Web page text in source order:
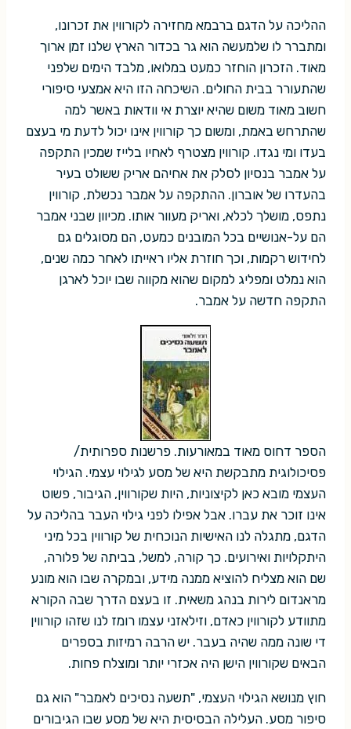
ההליכה על הדגם ברבמא מחזירה לקורווין את זכרונו,
ומתברר לו שלמעשה הוא גר בכדור הארץ שלנו זמן ארוך
מאוד. הזכרון הוחזר כמעט במלואו, מלבד הימים שלפני
שהתעורר בבית החולים. השיכחה הזו היא אמצעי סיפורי
חשוב מאוד משום שהיא יוצרת אי וודאות באשר למה
שהתרחש באמת, ומשום כך קורווין אינו יכול לדעת מי בעצם
בעדו ומי נגדו. קורווין מצטרף לאחיו בלייז שמכין התקפה
על אמבר בנסיון לסלק את אחיהם אריק ששולט בעיר
בהעדרו של אוברון. ההתקפה על אמבר נכשלת, קורווין
נתפס, מושלך לכלא, ואריק מעוור אותו. מכיוון שבני אמבר
הם על-אנושיים בכל המובנים כמעט, הם מסוגלים גם
לחידוש רקמות, וכך חוזרת אליו ראייתו לאחר כמה שנים,
הוא נמלט ומפליג למקום שהוא מקווה שבו יוכל לארגן
התקפה חדשה על אמבר.
הספר דחוס מאוד במאורעות. פרשנות ספרותית/
פסיכולוגית מתבקשת היא של מסע לגילוי עצמי. הגילוי
העצמי מובא כאן לקיצוניות, היות שקורווין, הגיבור, פשוט
אינו זוכר את עברו. אבל אפילו לפני גילוי העבר בהליכה על
הדגם, מתגלה לנו האישיות הנוכחית של קורווין בכל מיני
היתקלויות ואירועים. כך קורה, למשל, בביתה של פלורה,
שם הוא מצליח להוציא ממנה מידע, ובמקרה שבו הוא מונע
מראנדום לירות בנהג משאית. זו בעצם הדרך שבה הקורא
מתוודע לקורווין כאדם, וזילאזני עצמו רומז לנו שזהו קורווין
די שונה ממה שהיה בעבר. יש הרבה רמיזות בספרים
הבאים שקורווין הישן היה אכזרי יותר ומוצלח פחות.
חוץ מנושא הגילוי העצמי, "תשעה נסיכים לאמבר" הוא גם
סיפור מסע. העלילה הבסיסית היא של מסע שבו הגיבורים